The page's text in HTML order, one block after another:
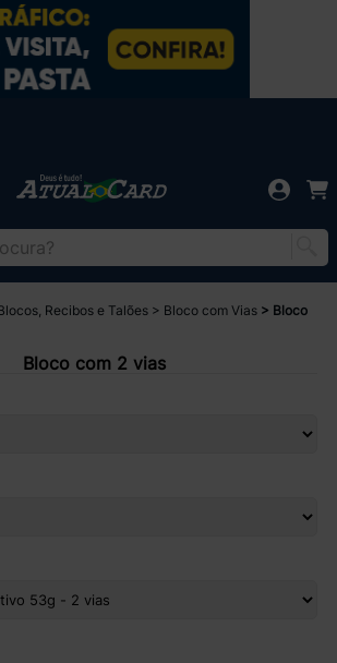
Recibos e Talões Bloco com Vias
Bloco
Bloco com 2 vias